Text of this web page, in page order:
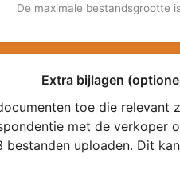
De maximale bestandsgrootte
Extra bijlagen
toe die relevant
met de verkoper
bestanden uploaden. Dit